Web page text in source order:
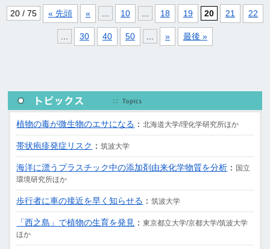
20 / 75 « 先頭 « ... 10 ... 18 19 20 21 22
... 30 40 50 ... » 最後 »
植物の毒が微生物のエサになる ：北海道大学/理化学研究所ほか
帯状疱疹発症リスク ：筑波大学
海洋に漂うプラスチック中の添加剤由来化学物質を分析 ： 国立
環境研究所ほか
歩行者に車の接近を早く知らせる ：筑波大学
「西之島」で植物の生育を発見 ：東京都立大学/京都大学/筑波大学
ほか